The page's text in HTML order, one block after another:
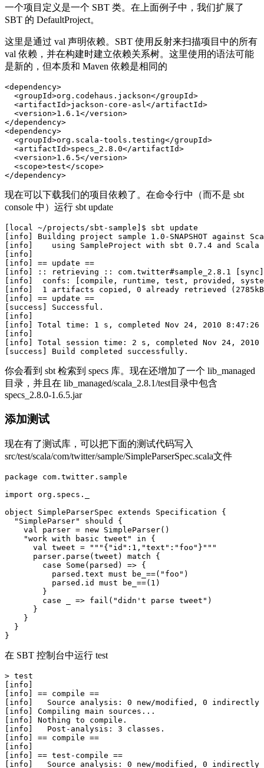
一个项目定义是一个 SBT 类。在上面例子中，我们扩展了
SBT 的 DefaultProject。
这里是通过 val 声明依赖。SBT 使用反射来扫描项目中的所有
val 依赖，并在构建时建立依赖关系树。这里使用的语法可能
是新的，但本质和 Maven 依赖是相同的
<dependency>
  <groupId>org.codehaus.jackson</groupId>
  <artifactId>jackson-core-asl</artifactId>
  <version>1.6.1</version>
</dependency>
<dependency>
  <groupId>org.scala-tools.testing</groupId>
  <artifactId>specs_2.8.0</artifactId>
  <version>1.6.5</version>
  <scope>test</scope>
现在可以下载我们的项目依赖了。在命令行中（而不是 sbt
console 中）运行 sbt update
[local ~/projects/sbt-sample]$ sbt update
[info] Building project sample 1.0-SNAPSHOT against
[info]    using SampleProject with sbt 0.7.4 and Scala
[info]
[info] == update ==
[info] :: retrieving :: com.twitter#sample_2.8.1 [sync]
[info]  confs: [compile, runtime, test, provided,
[info]  1 artifacts copied, 0 already retrieved
[info] == update ==
[success] Successful.
[info]
[info] Total time: 1 s, completed Nov 24, 2010 8:47:26
[info]
[info] Total session time: 2 s, completed Nov 24, 2010
你会看到 sbt 检索到 specs 库。现在还增加了一个 lib_managed
目录，并且在 lib_managed/scala_2.8.1/test目录中包含
specs_2.8.0-1.6.5.jar
添加测试
现在有了测试库，可以把下面的测试代码写入
src/test/scala/com/twitter/sample/SimpleParserSpec.scala文件
package com.twitter.sample
import org.specs._
object SimpleParserSpec extends Specification {
  "SimpleParser" should {
    val parser = new SimpleParser()
    "work with basic tweet" in {
      val tweet = """{"id":1,"text":"foo"}"""
      parser.parse(tweet) match {
        case Some(parsed) => {
          parsed.text must be_==("foo")
          parsed.id must be_==(1)
        }
        case _ => fail("didn't parse tweet")
      }
    }
  }
在 SBT 控制台中运行 test
> test
[info]
[info] == compile ==
[info]   Source analysis: 0 new/modified, 0 indirectly
[info] Compiling main sources...
[info] Nothing to compile.
[info]   Post-analysis: 3 classes.
[info] == compile ==
[info]
[info] == test-compile ==
[info]   Source analysis: 0 new/modified, 0 indirectly